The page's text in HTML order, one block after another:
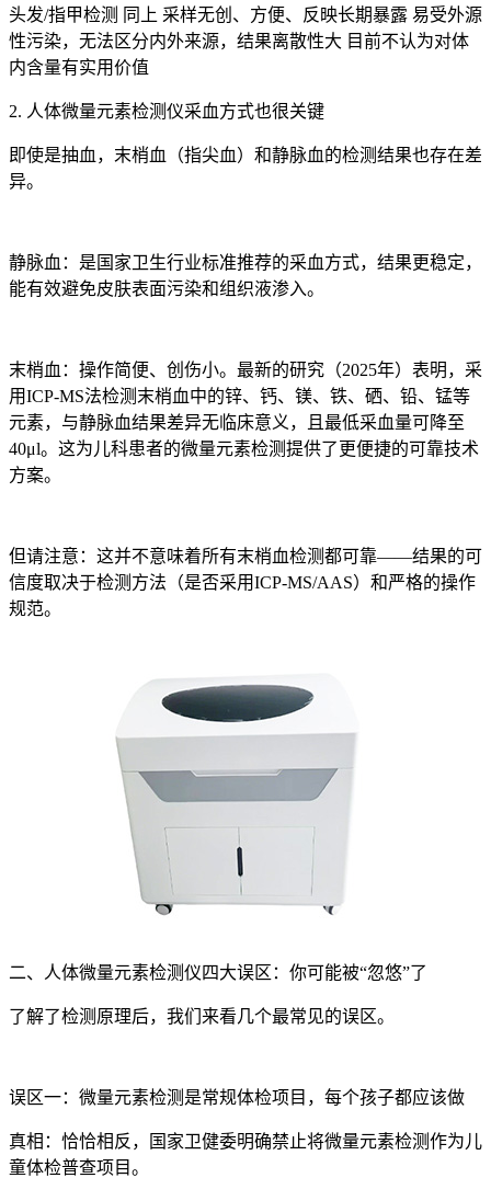
头发/指甲检测 同上 采样无创、方便、反映长期暴露 易受外源
性污染，无法区分内外来源，结果离散性大 目前不认为对体
内含量有实用价值
2. 人体微量元素检测仪采血方式也很关键
即使是抽血，末梢血（指尖血）和静脉血的检测结果也存在差
异。
静脉血：是国家卫生行业标准推荐的采血方式，结果更稳定，
能有效避免皮肤表面污染和组织液渗入。
末梢血：操作简便、创伤小。最新的研究（2025年）表明，采
用ICP-MS法检测末梢血中的锌、钙、镁、铁、硒、铅、锰等
元素，与静脉血结果差异无临床意义，且最低采血量可降至
40μl。这为儿科患者的微量元素检测提供了更便捷的可靠技术
方案。
但请注意：这并不意味着所有末梢血检测都可靠——结果的可
信度取决于检测方法（是否采用ICP-MS/AAS）和严格的操作
规范。
二、人体微量元素检测仪四大误区：你可能被“忽悠”了
了解了检测原理后，我们来看几个最常见的误区。
误区一：微量元素检测是常规体检项目，每个孩子都应该做
真相：恰恰相反，国家卫健委明确禁止将微量元素检测作为儿
童体检普查项目。